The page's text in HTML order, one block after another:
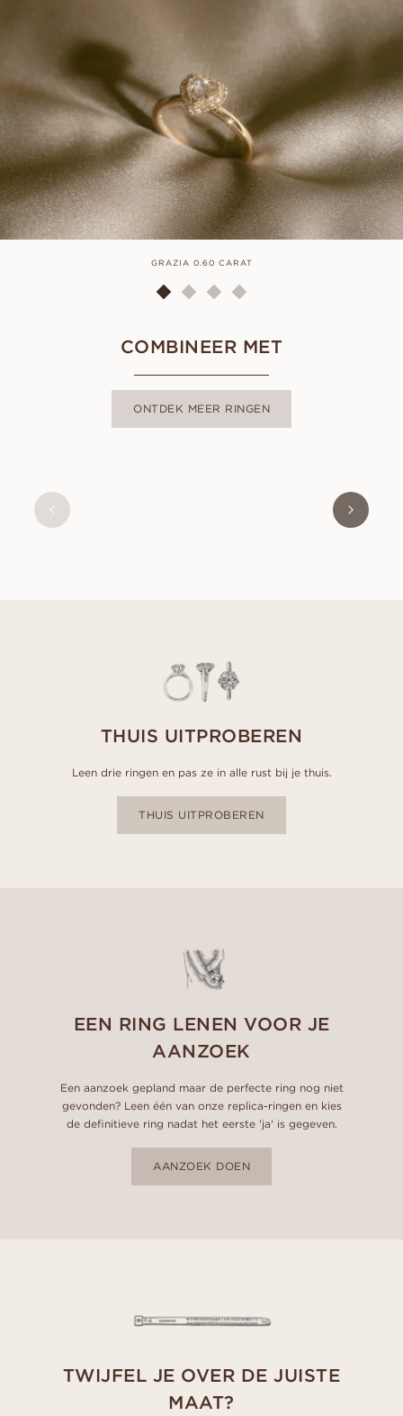
GRAZIA 0.60 CARAT
COMBINEER MET
ONTDEK MEER RINGEN
THUIS UITPROBEREN
Leen drie ringen en pas ze in alle rust bij je thuis.
THUIS UITPROBEREN
EEN RING LENEN VOOR JE
AANZOEK
Een aanzoek gepland maar de perfecte ring nog niet
gevonden? Leen één van onze replica-ringen en kies
de definitieve ring nadat het eerste 'ja' is gegeven.
AANZOEK DOEN
TWIJFEL JE OVER DE JUISTE
MAAT?